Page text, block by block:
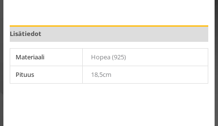
Lisätiedot
Materiaali
Hopea (925)
Pituus
18,5cm